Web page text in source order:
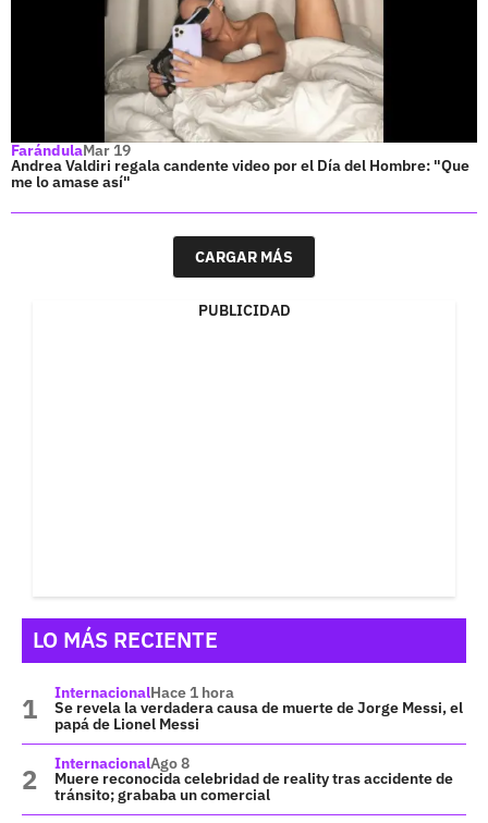
FarándulaMar 19
Andrea Valdiri regala candente video por el Día del Hombre: "Que
me lo amase así"
CARGAR MÁS
PUBLICIDAD
LO MÁS RECIENTE
InternacionalHace 1 hora
Se revela la verdadera causa de muerte de Jorge Messi, el
papá de Lionel Messi
InternacionalAgo 8
Muere reconocida celebridad de reality tras accidente de
tránsito; grababa un comercial